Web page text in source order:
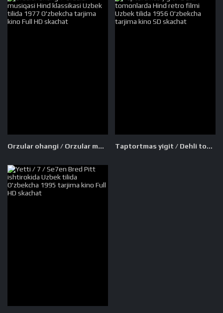
Orzular ohangi / Orzular musiqasi Hind klassikasi Uzbek tilida 1977 O'zbekcha tarjima kino Full HD skachat Taptortmas yigit / Dehli tomonlarda Hind retro filmi Uzbek tilida 1956 O'zbekcha tarjima kino SD skachat